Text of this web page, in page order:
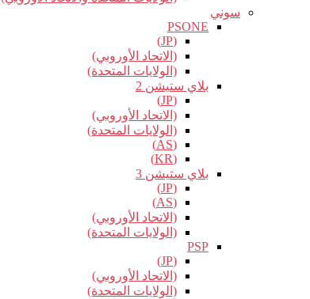
سوني
PSONE
(JP)
(الاتحاد الأوروبي)
(الولايات المتحدة)
بلاي ستيشن 2
(JP)
(الاتحاد الأوروبي)
(الولايات المتحدة)
(AS)
(KR)
بلاي ستيشن 3
(JP)
(AS)
(الاتحاد الأوروبي)
(الولايات المتحدة)
PSP
(JP)
(الاتحاد الأوروبي)
(الولايات المتحدة)